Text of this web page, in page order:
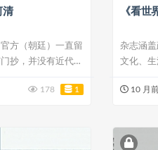
清
方（朝廷）一直留
抄，并没有近代意
178 1
《看世
杂志涵盖
文化、
10 月